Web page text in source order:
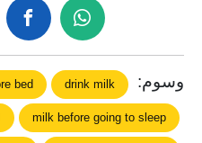
وسوم: drink milk
bed
milk before going to sleep